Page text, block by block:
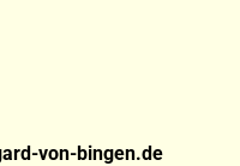
von-bingen.de